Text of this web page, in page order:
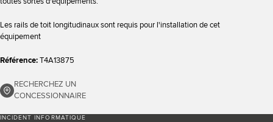
Les rails de toit longitudinaux sont requis pour l'installation de cet
équipement
Référence:T4A13875
RECHERCHEZ UN
CONCESSIONNAIRE
INCIDENT INFORMATIQUE